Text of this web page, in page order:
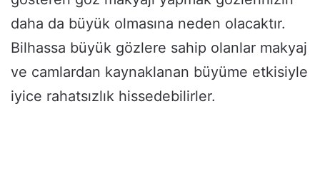
daha da büyük olmasına neden olacaktır.
Bilhassa büyük gözlere sahip olanlar makyaj
ve camlardan kaynaklanan büyüme etkisiyle
iyice rahatsızlık hissedebilirler.